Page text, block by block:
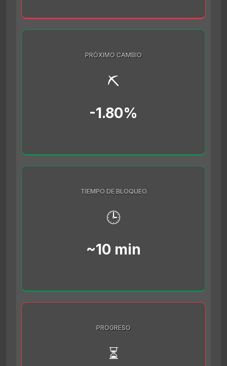
PRÓXIMO CAMBIO
⛏️
-1.80%
TIEMPO DE BLOQUEO
🕒
~10 min
PROGRESO
⏳